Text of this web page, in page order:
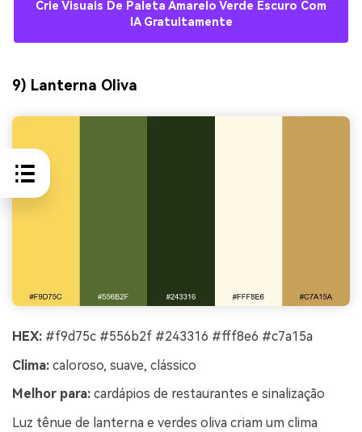
Crie Visuais De Paleta Amarelo Verde Escuro Com
IA Gratuitamente
9) Lanterna Oliva
HEX: #f9d75c #556b2f #243316 #fff8e6 #c7a15a
Clima: caloroso, suave, clássico
Melhor para: cardápios de restaurantes e sinalização
Luz tênue de lanterna e verdes oliva criam um clima